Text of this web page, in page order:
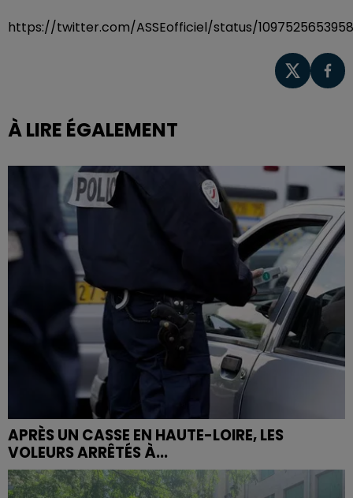
https://twitter.com/ASSEofficiel/status/
À LIRE ÉGALEMENT
APRÈS UN CASSE EN HAUTE-LOIRE, LES
VOLEURS ARRÊTÉS À...